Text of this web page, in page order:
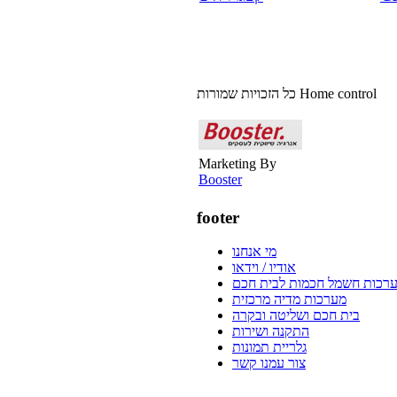
כל הזכויות שמורות Home control
Marketing By
Booster
footer
מי אנחנו
אודיו / וידאו
חשמל חכמות לבית חכם
מערכות מדיה מרכזית
בית חכם ושליטה ובקרה
התקנה ושירות
גלריית תמונות
צור עמנו קשר